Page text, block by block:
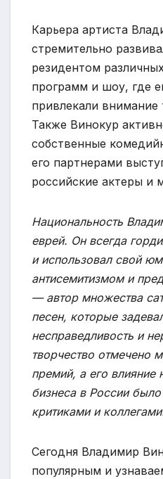
Карьера артиста
стремительно
резидентом
программ и шоу, где
привлекали внимание
Также Винокур
собственные
его партнерами
российские актеры и
Национальность
еврей. Он всегда
и использовал свой
антисемитизмом и
— автор множества
песен, которые
несправедливость и
творчество отмечено
премий, а его влияние
бизнеса в России
критиками и
Сегодня Владимир
популярным и